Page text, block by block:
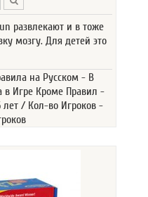
развлекают и в тоже
мозгу. Для детей это
на Русском - В
в Игре Кроме Правил -
лет / Кол-во Игроков -